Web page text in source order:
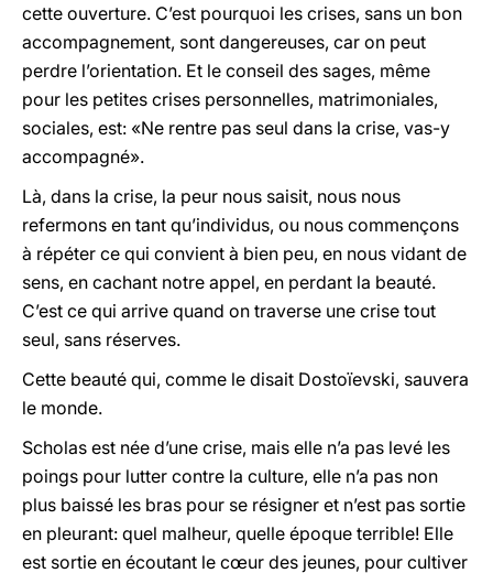
cette ouverture. C’est pourquoi les crises, sans un bon
accompagnement, sont dangereuses, car on peut
perdre l’orientation. Et le conseil des sages, même
pour les petites crises personnelles, matrimoniales,
sociales, est: «Ne rentre pas seul dans la crise, vas-y
accompagné».
Là, dans la crise, la peur nous saisit, nous nous
refermons en tant qu’individus, ou nous commençons
à répéter ce qui convient à bien peu, en nous vidant de
sens, en cachant notre appel, en perdant la beauté.
C’est ce qui arrive quand on traverse une crise tout
seul, sans réserves.
Cette beauté qui, comme le disait Dostoïevski, sauvera
le monde.
Scholas est née d’une crise, mais elle n’a pas levé les
poings pour lutter contre la culture, elle n’a pas non
plus baissé les bras pour se résigner et n’est pas sortie
en pleurant: quel malheur, quelle époque terrible! Elle
est sortie en écoutant le cœur des jeunes, pour cultiver